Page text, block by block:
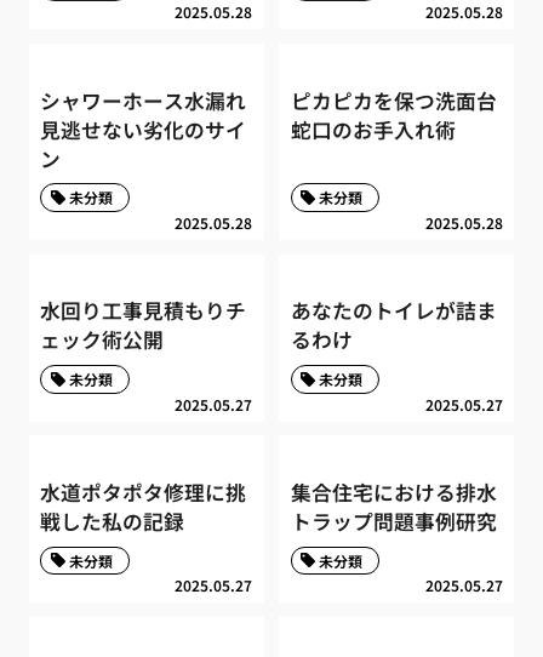
2025.05.28 2025.05.28
シャワーホース水漏れ
見逃せない劣化のサイ
ン
2025.05.28
未分類
ピカピカを保つ洗面台
蛇口のお手入れ術
2025.05.28
未分類
水回り工事見積もりチ
ェック術公開
2025.05.27
未分類
あなたのトイレが詰ま
るわけ
2025.05.27
未分類
水道ポタポタ修理に挑
戦した私の記録
2025.05.27
未分類
集合住宅における排水
トラップ問題事例研究
2025.05.27
未分類